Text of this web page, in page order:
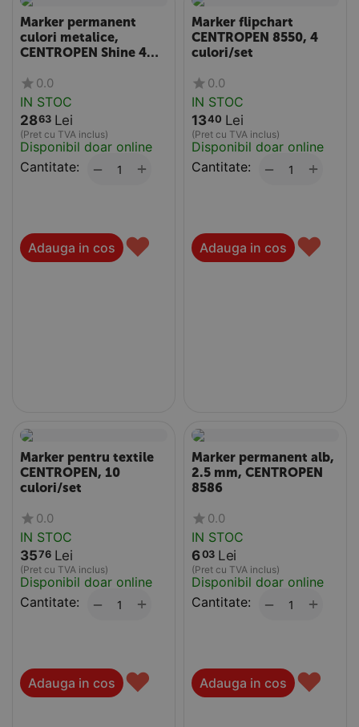
Marker permanent
culori metalice,
CENTROPEN Shine 4
0.0
IN STOC
2863 Lei
(Pret cu TVA inclus)
Disponibil doar online
Cantitate:
+
−
Adauga in cos ♥
Marker flipchart
CENTROPEN 8550, 4
culori/set
0.0
IN STOC
1340 Lei
(Pret cu TVA inclus)
Disponibil doar online
Cantitate:
+
−
Adauga in cos ♥
Marker pentru textile
CENTROPEN, 10
culori/set
0.0
IN STOC
3576 Lei
(Pret cu TVA inclus)
Disponibil doar online
Cantitate:
+
−
Adauga in cos ♥
Marker permanent alb,
2.5 mm, CENTROPEN
8586
0.0
IN STOC
603 Lei
(Pret cu TVA inclus)
Disponibil doar online
Cantitate:
+
−
Adauga in cos ♥